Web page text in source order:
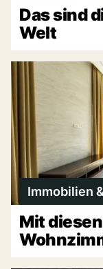
Das sind
Welt
Immobilien
Mit